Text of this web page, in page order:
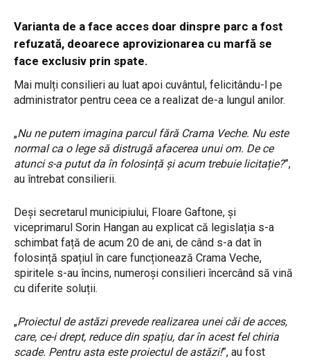
Varianta de a face acces doar dinspre parc a fost
refuzată, deoarece aprovizionarea cu marfă se
face exclusiv prin spate.
Mai mulți consilieri au luat apoi cuvântul, felicitându-l pe
administrator pentru ceea ce a realizat de-a lungul anilor.
„Nu ne putem imagina parcul fără Crama Veche. Nu este
normal ca o lege să distrugă afacerea unui om. De ce
atunci s-a putut da în folosință și acum trebuie licitație?”,
au întrebat consilierii.
Deși secretarul municipiului, Floare Gaftone, și
viceprimarul Sorin Hangan au explicat că legislația s-a
schimbat față de acum 20 de ani, de când s-a dat în
folosință spațiul în care funcționează Crama Veche,
spiritele s-au încins, numeroși consilieri încercând să vină
cu diferite soluții.
„Proiectul de astăzi prevede realizarea unei căi de acces,
care, ce-i drept, reduce din spațiu, dar în acest fel chiria
scade. Pentru asta este proiectul de astăzi!”, au fost